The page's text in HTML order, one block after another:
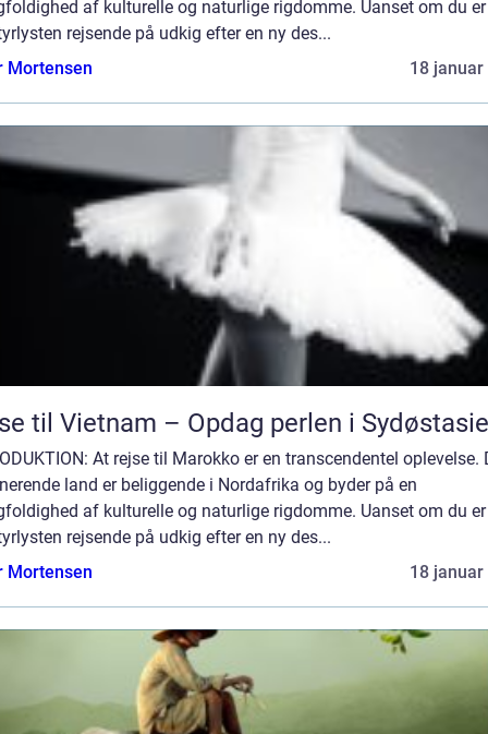
af kulturelle og naturlige rigdomme. Uanset om du
rejsende på udkig efter en ny des...
Mortensen
18 januar
til Vietnam – Opdag perlen i
At rejse til Marokko er en transcendentel oplevelse.
land er beliggende i Nordafrika og byder på en
af kulturelle og naturlige rigdomme. Uanset om du
rejsende på udkig efter en ny des...
Mortensen
18 januar